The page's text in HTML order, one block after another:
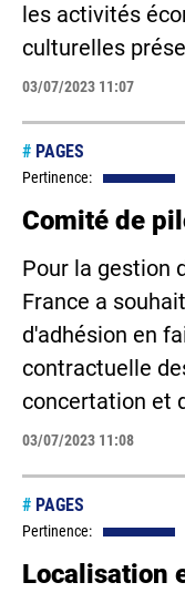
les activités
culturelles
03/07/2023 11:07
# PAGES
Pertinence:
Comité de
Pour la gestion
France a
d'adhésion en
contractuelle
concertation et
03/07/2023 11:08
# PAGES
Pertinence:
Localisation